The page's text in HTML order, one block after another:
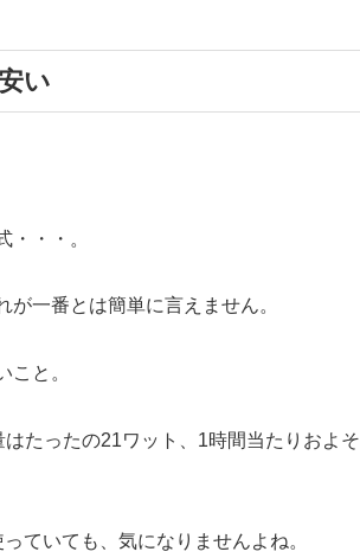
い
・・・。
一番とは簡単に言えません。
こと。
たったの21ワット、1時間当たりおよそ
ていても、気になりませんよね。